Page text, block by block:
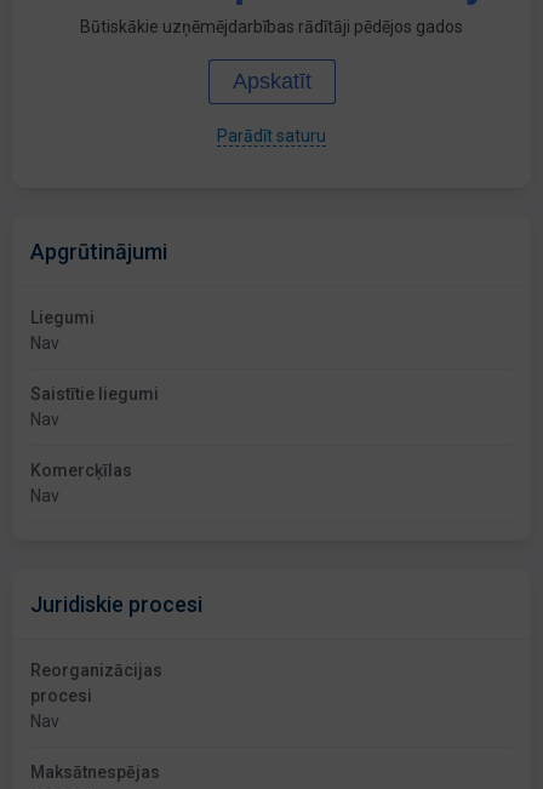
Būtiskākie uzņēmējdarbības rādītāji pēdējos gados
Apskatīt
Parādīt saturu
Apgrūtinājumi
Liegumi
Nav
Saistītie liegumi
Nav
Komercķīlas
Nav
Juridiskie procesi
Reorganizācijas
procesi
Nav
Maksātnespējas